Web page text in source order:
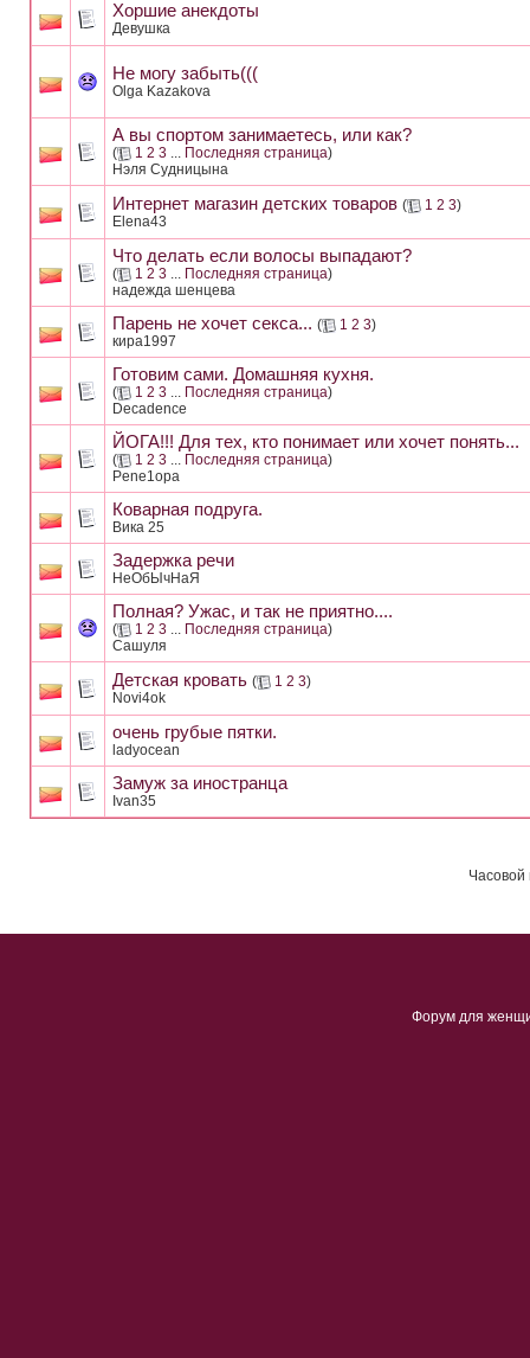
Хоршие анекдоты
Девушка
Не могу забыть(((
Olga Kazakova
А вы спортом занимаетесь, или как?
( 1 2 3 ... Последняя страница)
Нэля Судницына
Интернет магазин детских товаров ( 1 2 3)
Elena43
Что делать если волосы выпадают?
( 1 2 3 ... Последняя страница)
надежда шенцева
Парень не хочет секса... ( 1 2 3)
кира1997
Готовим сами. Домашняя кухня.
( 1 2 3 ... Последняя страница)
Decadence
ЙОГА!!! Для тех, кто понимает или хочет понять...
( 1 2 3 ... Последняя страница)
Pene1opa
Коварная подруга.
Вика 25
Задержка речи
HeOбЫчHaЯ
Полная? Ужас, и так не приятно....
( 1 2 3 ... Последняя страница)
Сашуля
Детская кровать ( 1 2 3)
Novi4ok
очень грубые пятки.
ladyocean
Замуж за иностранца
Ivan35
Часовой
Форум для